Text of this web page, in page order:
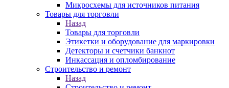
Микросхемы для источников питания
Товары для торговли
Назад
Товары для торговли
Этикетки и оборудование для маркировки
Детекторы и счетчики банкнот
Инкассация и опломбирование
Строительство и ремонт
Назад